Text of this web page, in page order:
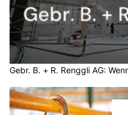
Gebr. B. + R. Renggli AG: